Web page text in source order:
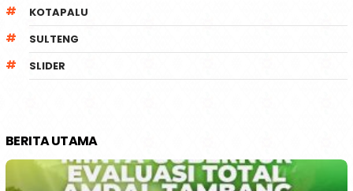
KOTAPALU
SULTENG
SLIDER
BERITA UTAMA